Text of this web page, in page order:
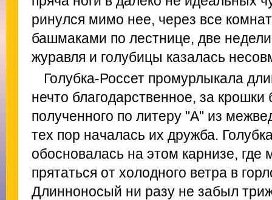
ринулся мимо нее, через все
башмаками по лестнице, две
журавля и голубицы казалась
Голубка-Россет промурлыкала
нечто благодарственное, за крошки
полученного по литеру "А" из
тех пор началась их дружба.
обосновалась на этом карнизе,
прятаться от холодного ветра в
Длинноносый ни разу не забыл